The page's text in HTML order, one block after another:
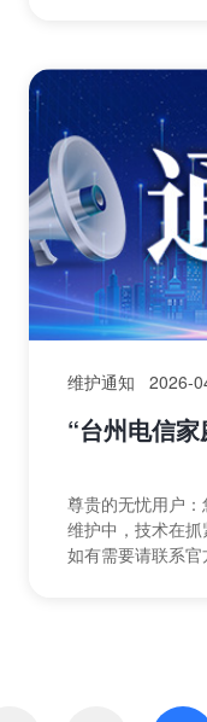
维护通知 2026-
“台州电信
尊贵的无忧用户：
维护中，技术在抓
如有需要请联系